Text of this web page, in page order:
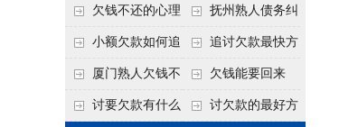
在本地该怎么委托？
异地追款的委托流程
还款计划书有用吗？
书面承诺的法律效力
欠钱不还的心理
是什么？读懂欠款人
的心态催收事半功倍
抚州熟人债务纠
纷咋办？这一招好开
口
小额欠款如何追
讨
追讨欠款最快方
法是什么？
厦门熟人欠钱不
还？2026年合法秘
欠钱能要回来
吗？
讨要欠款有什么 讨欠款的最好方